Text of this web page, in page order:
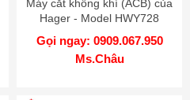
Máy cắt không khí (ACB) của
Hager - Model HWY728
Gọi ngay: 0909.067.950
Ms.Châu